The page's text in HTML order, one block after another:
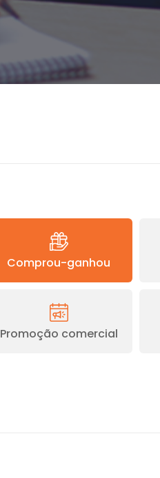
Comprou-ganhou
Promoção comercial